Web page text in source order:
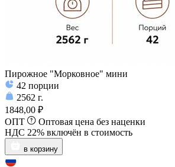
Пирожное "Морковное" мини
42 порции
2562 г.
1848,00 ₽
ОПТ
Оптовая цена без наценки
НДС 22% включён в стоимость
в корзину